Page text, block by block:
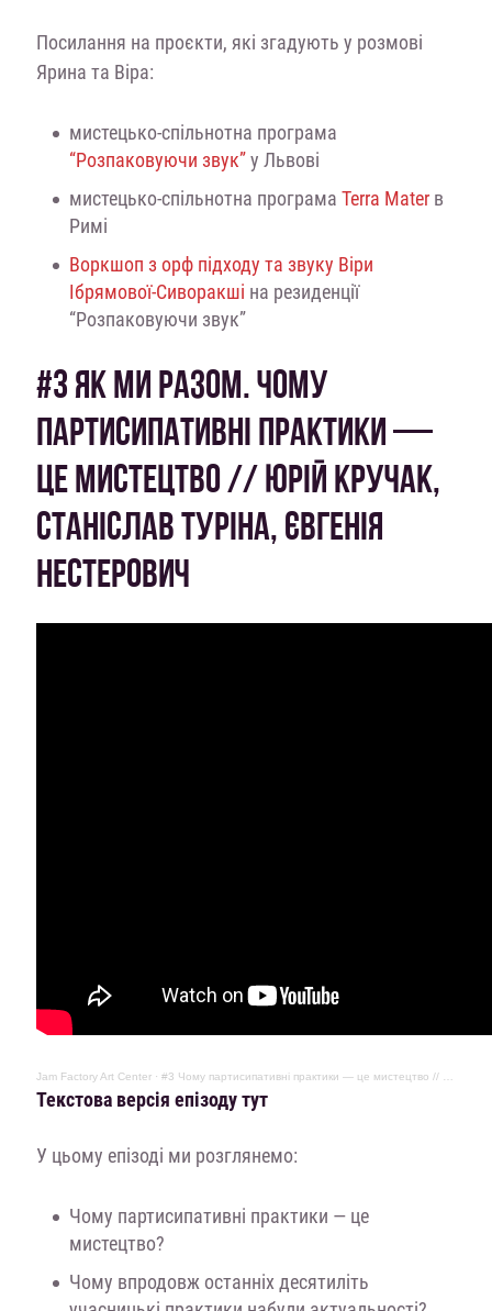
Посилання на проєкти, які згадують у розмові
Ярина та Віра:
мистецько-спільнотна програма
“Розпаковуючи звук”у Львові
мистецько-спільнотна програма Terra Materв
Римі
Воркшоп з орф підходу та звуку Віри
Ібрямової-Сиворакші на резиденції
“Розпаковуючи звук”
#3 ЯК МИ РАЗОМ. ЧОМУ
ПАРТИСИПАТИВНІ ПРАКТИКИ —
ЦЕ МИСТЕЦТВО // ЮРІЙ КРУЧАК,
СТАНІСЛАВ ТУРІНА, ЄВГЕНІЯ
НЕСТЕРОВИЧ
Jam Factory Art Center· #3 Чому партисипативні практики — це мистецтво // Юрій Кручак, Станіслав Туріна, Євгенія Нестерович
Текстова версія епізоду тут
У цьому епізоді ми розглянемо:
Чому партисипативні практики — це
мистецтво?
Чому впродовж останніх десятиліть